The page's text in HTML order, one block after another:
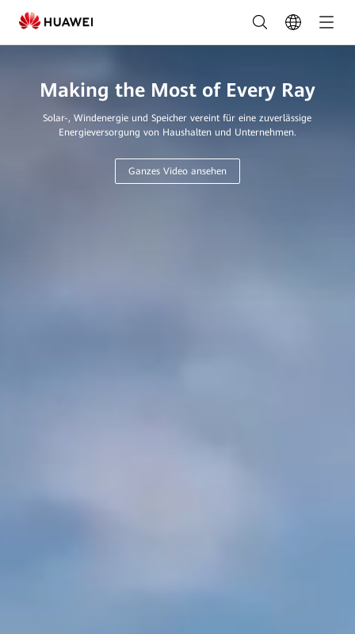
Ihr
Partner
Photovoltaik
FusionSolar
Making the Most of Every Ray
Solar-, Windenergie und Speicher vereint für eine zuverlässige
Energieversorgung von Haushalten und Unternehmen.
Ganzes Video ansehen